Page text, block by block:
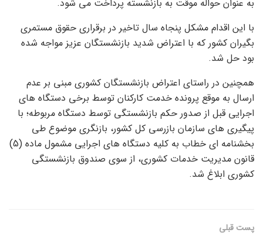
به عنوان حواله موقت به بازنشسته پرداخت می شود.
با این اقدام مشکل پنجاه سال تاخیر در برقراری حقوق مستمری
بگیران کشور که با اعتراض شدید بازنشستگان عزیز مواجه شده
بود حل شد.
همچنین در راستای اعتراض بازنشستگان کشوری مبنی بر عدم
ارسال به موقع پرونده خدمت کارکنان توسط برخی دستگاه های
اجرایی قبل از صدور حکم بازنشستگی توسط دستگاه مربوطه؛ با
پیگیری های سازمان بازرسی کل کشور، بازنگری موضوع طی
بخشنامه ای خطاب به کلیه دستگاه های اجرایی مشمول ماده (5)
قانون مدیریت خدمات کشوری، از سوی صندوق بازنشستگی
کشوری ابلاغ شد.
پست قبلی